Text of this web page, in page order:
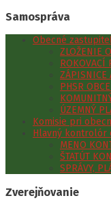
Samospráva
Obecné
ZLOŽENIE
ROKOVACÍ
ZÁPISNICE
PHSR
ÚZEMNÝ
Komisie pri
Hlavný kontrolór
MENO
ŠTATÚT
SPRÁVY,
Zverejňovanie